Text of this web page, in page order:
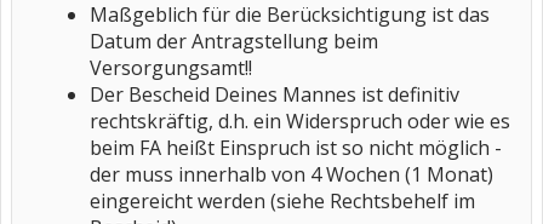
Maßgeblich für die Berücksichtigung ist das
Datum der Antragstellung beim
Versorgungsamt!!
Der Bescheid Deines Mannes ist definitiv
rechtskräftig, d.h. ein Widerspruch oder wie es
beim FA heißt Einspruch ist so nicht möglich -
der muss innerhalb von 4 Wochen (1 Monat)
eingereicht werden (siehe Rechtsbehelf im